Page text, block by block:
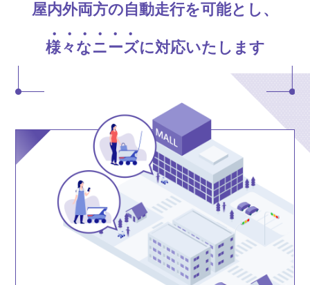
屋内外両方の自動走行を可能とし、
様々なニーズに対応いたします